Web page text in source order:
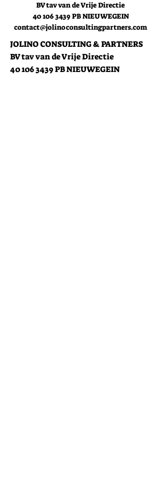
BV tav van de Vrije Directie
40 106 3439PB NIEUWEGEIN
contact@jolinoconsultingpartners.com
JOLINO CONSULTING & PARTNERS
BV tav van de Vrije Directie
40 106 3439PB NIEUWEGEIN